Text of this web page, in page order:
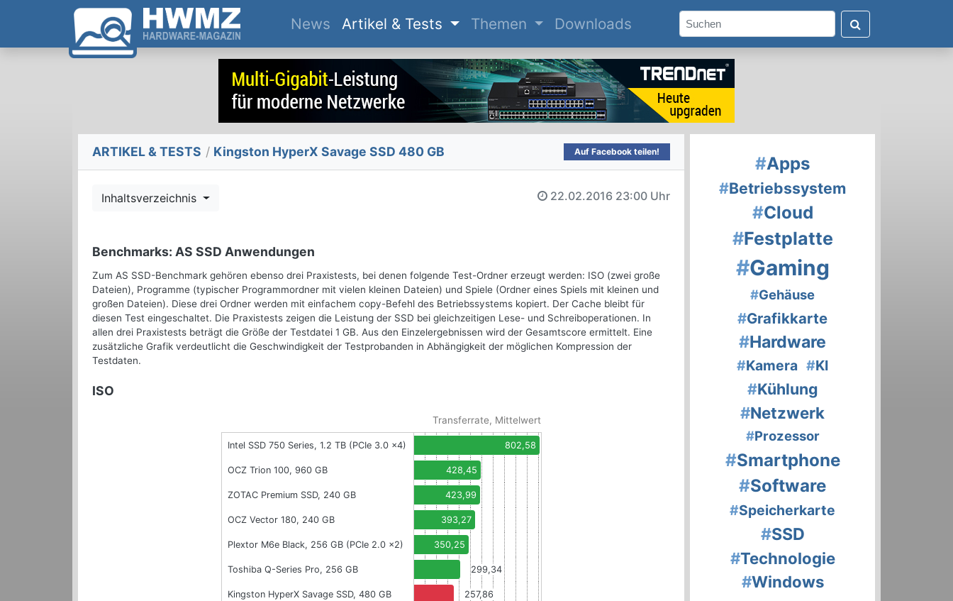
News(current)
Artikel & Tests Themen Downloads
ARTIKEL & TESTS / Kingston HyperX Savage SSD 480 GB Auf Facebook teilen!
Inhaltsverzeichnis 22.02.2016 23:00 Uhr
Benchmarks: AS SSD Anwendungen
Zum AS SSD-Benchmark gehören ebenso drei Praxistests, bei denen folgende Test-Ordner erzeugt werden: ISO (zwei große
Dateien), Programme (typischer Programmordner mit vielen kleinen Dateien) und Spiele (Ordner eines Spiels mit kleinen und
großen Dateien). Diese drei Ordner werden mit einfachem copy-Befehl des Betriebssystems kopiert. Der Cache bleibt für
diesen Test eingeschaltet. Die Praxistests zeigen die Leistung der SSD bei gleichzeitigen Lese- und Schreiboperationen. In
allen drei Praxistests beträgt die Größe der Testdatei 1 GB. Aus den Einzelergebnissen wird der Gesamtscore ermittelt. Eine
zusätzliche Grafik verdeutlicht die Geschwindigkeit der Testprobanden in Abhängigkeit der möglichen Kompression der
Testdaten.
ISO
Transferrate, Mittelwert
Intel SSD 750 Series, 1.2 TB (PCIe 3.0 x4) 802,58
OCZ Trion 100, 960 GB 428,45
ZOTAC Premium SSD, 240 GB 423,99
OCZ Vector 180, 240 GB 393,27
Plextor M6e Black, 256 GB (PCIe 2.0 x2) 350,25
Toshiba Q-Series Pro, 256 GB 299,34
Kingston HyperX Savage SSD, 480 GB 257,86
#Apps
#Betriebssystem
#Cloud
#Festplatte
#Gaming
#Gehäuse
#Grafikkarte
#Hardware
#Kamera #KI
#Kühlung
#Netzwerk
#Prozessor
#Smartphone
#Software
#Speicherkarte
#SSD
#Technologie
#Windows